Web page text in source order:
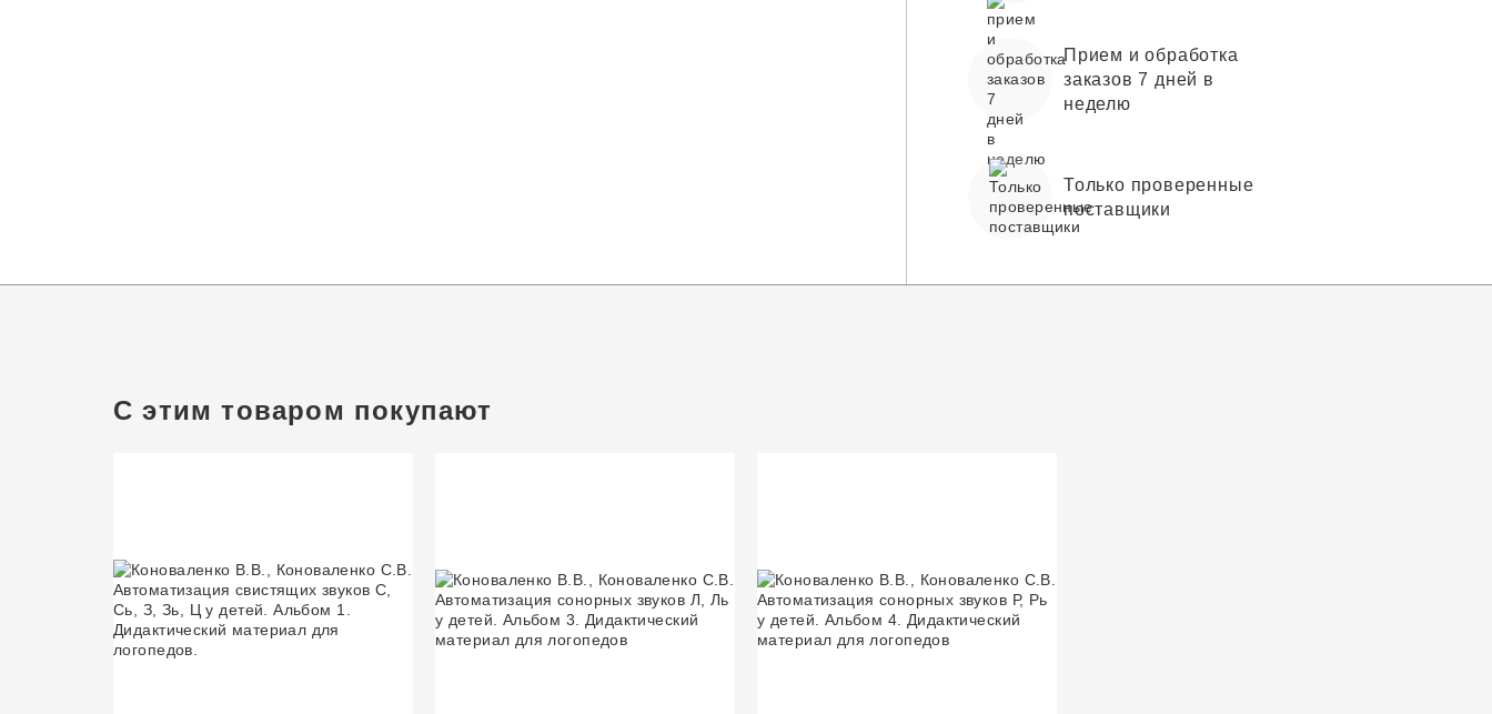
Прием и обработка
заказов 7 дней в
неделю
Только проверенные
поставщики
С этим товаром покупают